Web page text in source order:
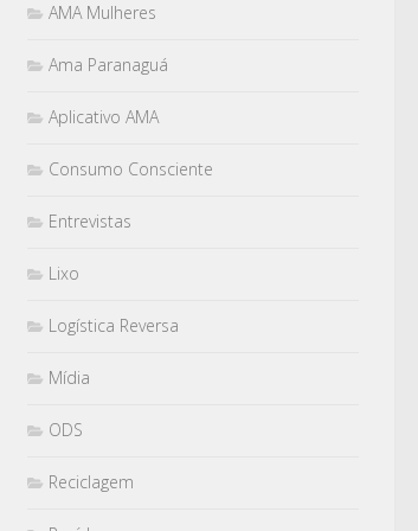
AMA Mulheres
Ama Paranaguá
Aplicativo AMA
Consumo Consciente
Entrevistas
Lixo
Logística Reversa
Mídia
ODS
Reciclagem